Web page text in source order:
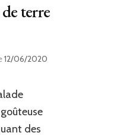
terre
12/06/2020
des